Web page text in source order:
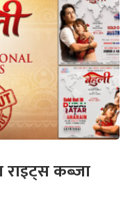
राइट्स कब्जा